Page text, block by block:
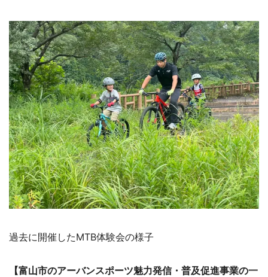
過去に開催したMTB体験会の様子
【富山市のアーバンスポーツ魅力発信・普及促進事業の一